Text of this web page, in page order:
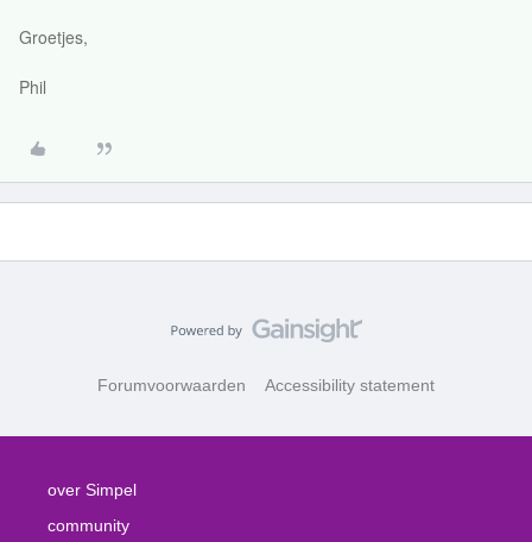
Groetjes,
Phil
Forumvoorwaarden Accessibility statement
over Simpel
community